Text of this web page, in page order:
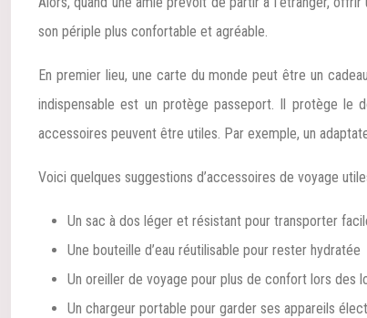
son périple plus confortable et agréable.
En premier lieu, une carte du monde peut être un
indispensable est un protège passeport. Il protège le
accessoires peuvent être utiles. Par exemple, un
Voici quelques suggestions d’accessoires de voyage
Un sac à dos léger et résistant pour transporter
Une bouteille d’eau réutilisable pour rester hydratée
Un oreiller de voyage pour plus de confort lors des
Un chargeur portable pour garder ses appareils